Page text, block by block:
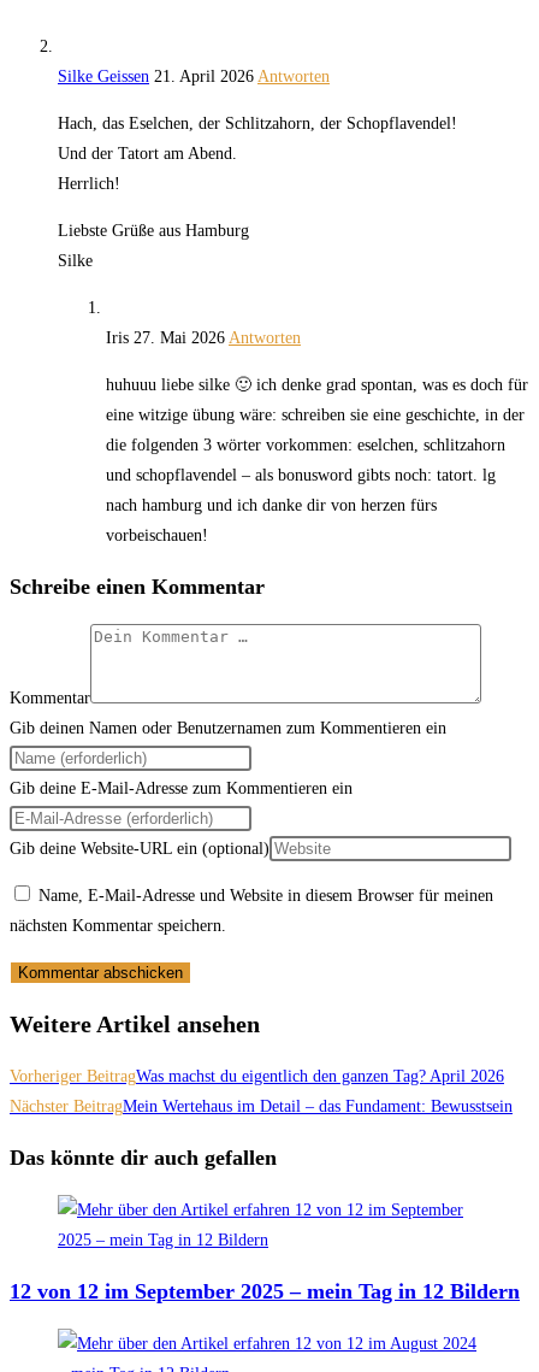
Silke Geissen 21. April 2026 Antworten
Hach, das Eselchen, der Schlitzahorn, der Schopflavendel!
Und der Tatort am Abend.
Herrlich!
Liebste Grüße aus Hamburg
Silke
Iris 27. Mai 2026 Antworten
huhuuu liebe silke 🙂 ich denke grad spontan, was es doch für
eine witzige übung wäre: schreiben sie eine geschichte, in der
die folgenden 3 wörter vorkommen: eselchen, schlitzahorn
und schopflavendel – als bonusword gibts noch: tatort. lg
nach hamburg und ich danke dir von herzen fürs
vorbeischauen!
Schreibe einen Kommentar
Kommentar
Gib deinen Namen oder Benutzernamen zum Kommentieren ein
Gib deine E-Mail-Adresse zum Kommentieren ein
Gib deine Website-URL ein (optional)
Name, E-Mail-Adresse und Website in diesem Browser für meinen
nächsten Kommentar speichern.
Weitere Artikel ansehen
Vorheriger BeitragWas machst du eigentlich den ganzen Tag? April 2026
Nächster BeitragMein Wertehaus im Detail – das Fundament: Bewusstsein
Das könnte dir auch gefallen
12 von 12 im September 2025 – mein Tag in 12 Bildern